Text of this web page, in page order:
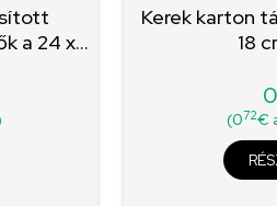
a 24 x...
Kerek karton
18
0
(072€